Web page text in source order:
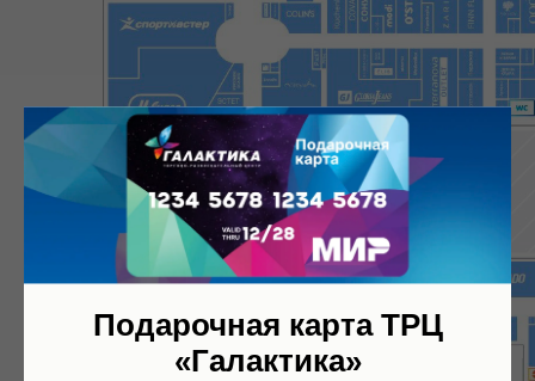
Подарочная карта ТРЦ
«Галактика»